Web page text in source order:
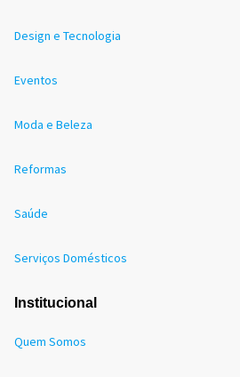
Design e Tecnologia
Eventos
Moda e Beleza
Reformas
Saúde
Serviços Domésticos
Institucional
Quem Somos